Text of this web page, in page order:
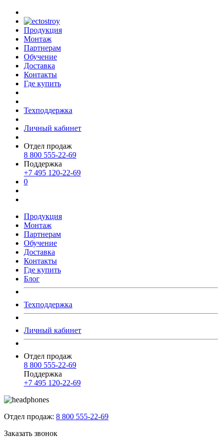
Продукция
Монтаж
Партнерам
Обучение
Доставка
Контакты
Где купить
Техподдержка
Личный кабинет
Отдел продаж
8 800 555-22-69
Поддержка
+7 495 120-22-69
0
Продукция
Монтаж
Партнерам
Обучение
Доставка
Контакты
Где купить
Блог
Техподдержка
Личный кабинет
Отдел продаж
8 800 555-22-69
Поддержка
+7 495 120-22-69
Отдел продаж: 8 800 555-22-69
Заказать звонок